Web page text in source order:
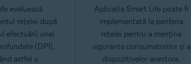
evaluează
rețelei după
efectuării unei
(DPI),
astfel o
Aplicația Smart Life poate fi
implementată la periferia
rețelei pentru a menține
siguranța consumatorilor și a
dispozitivelor acestora,